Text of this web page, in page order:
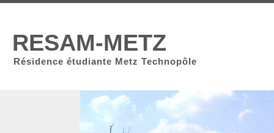
RESAM-METZ
Résidence étudiante Metz Technopôle